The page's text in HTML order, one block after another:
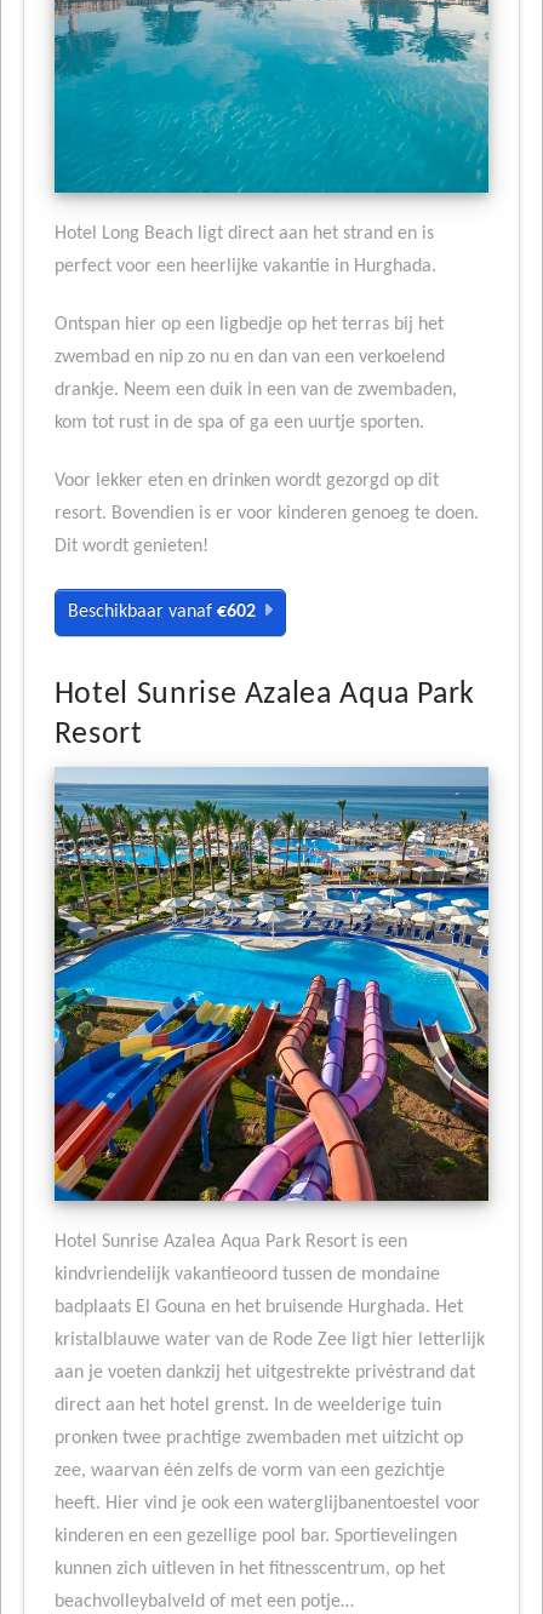
Hotel Long Beach ligt direct aan het strand en is
perfect voor een heerlijke vakantie in Hurghada.
Ontspan hier op een ligbedje op het terras bij het
zwembad en nip zo nu en dan van een verkoelend
drankje. Neem een duik in een van de zwembaden,
kom tot rust in de spa of ga een uurtje sporten.
Voor lekker eten en drinken wordt gezorgd op dit
resort. Bovendien is er voor kinderen genoeg te doen.
Dit wordt genieten!
Beschikbaar vanaf €602
Hotel Sunrise Azalea Aqua Park
Resort
Hotel Sunrise Azalea Aqua Park Resort is een
kindvriendelijk vakantieoord tussen de mondaine
badplaats El Gouna en het bruisende Hurghada. Het
kristalblauwe water van de Rode Zee ligt hier letterlijk
aan je voeten dankzij het uitgestrekte privéstrand dat
direct aan het hotel grenst. In de weelderige tuin
pronken twee prachtige zwembaden met uitzicht op
zee, waarvan één zelfs de vorm van een gezichtje
heeft. Hier vind je ook een waterglijbanentoestel voor
kinderen en een gezellige pool bar. Sportievelingen
kunnen zich uitleven in het fitnesscentrum, op het
beachvolleybalveld of met een potje…